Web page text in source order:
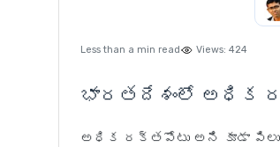
Less than a min read Views: 424
భారతదేశంలో అధిక
అధిక రక్తపోటు అని కూడా